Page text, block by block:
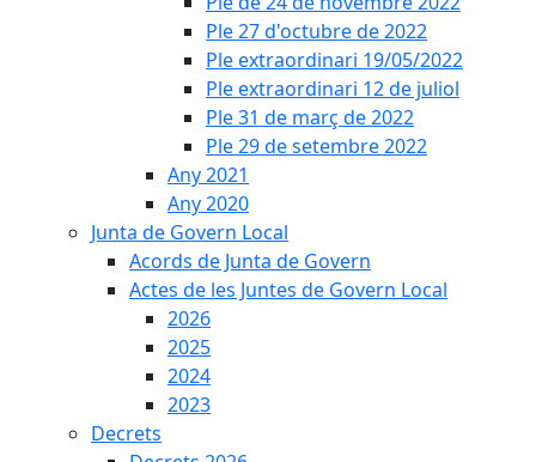
Ple 27 d'octubre de 2022
Ple extraordinari 19/05/2022
Ple extraordinari 12 de juliol
Ple 31 de març de 2022
Ple 29 de setembre 2022
Any 2021
Any 2020
Junta de Govern Local
Acords de Junta de Govern
Actes de les Juntes de Govern Local
2026
2025
2024
2023
Decrets